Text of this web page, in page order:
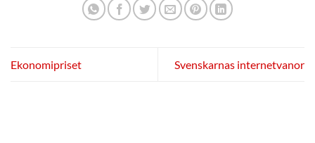
Ekonomipriset Svenskarnas internetvanor